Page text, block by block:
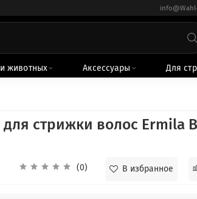
животных Аксессуары Для
(0) В избранное
стрижки волос Ermila